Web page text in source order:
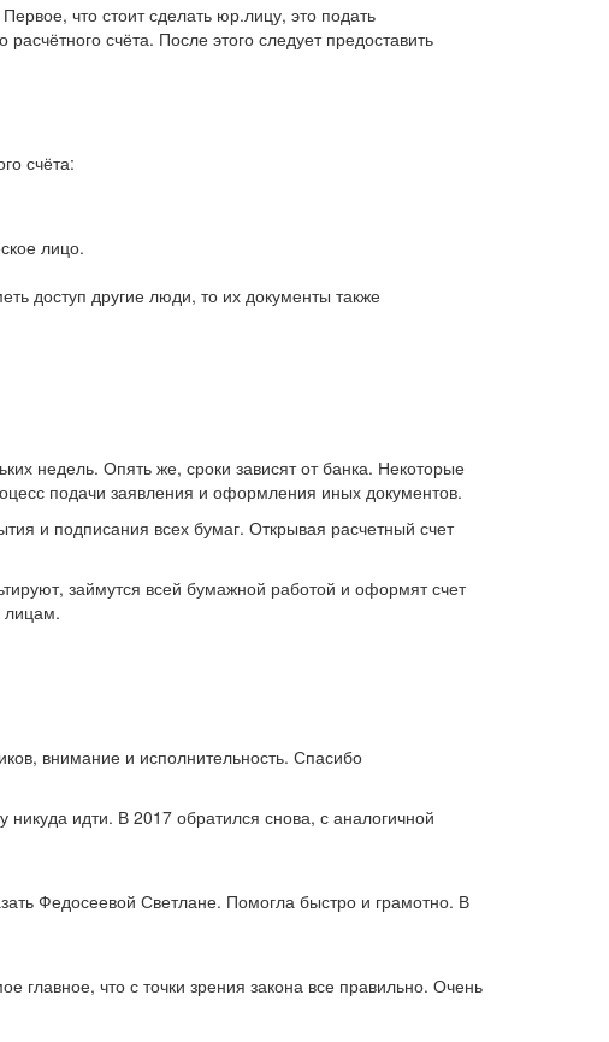
что стоит сделать юр.лицу, это подать
счёта. После этого следует предоставить
счёта:
лицо.
доступ другие люди, то их документы также
недель. Опять же, сроки зависят от банка. Некоторые
подачи заявления и оформления иных документов.
и подписания всех бумаг. Открывая расчетный счет
займутся всей бумажной работой и оформят счет
лицам.
внимание и исполнительность. Спасибо
идти. В 2017 обратился снова, с аналогичной
Федосеевой Светлане. Помогла быстро и грамотно. В
главное, что с точки зрения закона все правильно. Очень